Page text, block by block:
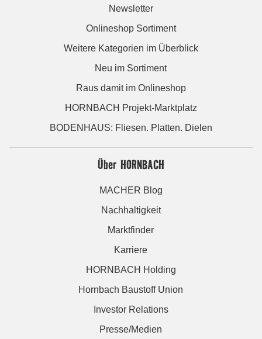
Newsletter
Onlineshop Sortiment
Weitere Kategorien im Überblick
Neu im Sortiment
Raus damit im Onlineshop
HORNBACH Projekt-Marktplatz
BODENHAUS: Fliesen. Platten. Dielen
Über HORNBACH
MACHER Blog
Nachhaltigkeit
Marktfinder
Karriere
HORNBACH Holding
Hornbach Baustoff Union
Investor Relations
Presse/Medien